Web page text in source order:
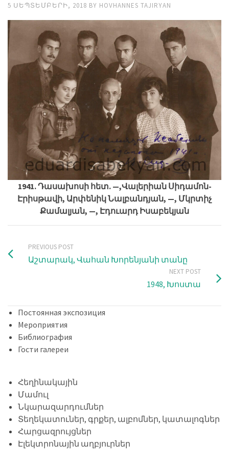
5 ՍԵՊՏԵՄԲԵՐԻ, 2018 BY HOVHANNES TAJIRYAN
1941. Դասախոսի հետ. —,Վալերիան Սիդամոն-
Էրիսթավի, Արփենիկ Նալբանդյան, —, Մկրտիչ
Քամալյան, —, Էդուարդ Իսաբեկյան
PREVIOUS POST
Աշտարակ, Վահան Խորենյանի տանը
NEXT POST
1948, Խոստա
Постоянная экспозиция
Мероприятия
Библиография
Гости галереи
Հեղինակային
Մամուլ
Նկարազարդումներ
Տեղեկատուներ, գրքեր, ալբոմներ, կատալոգներ
Հարցազրույցներ
Էլեկտրոնային աղբյուրներ